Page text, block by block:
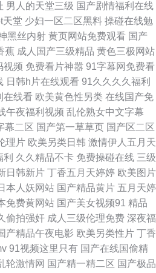
角社区国产精伦 亚州欧美日韩国产 狠狠干
婷婷一区二区三区 精东AV影视在线 欧美人
操 麻豆国产免费福利 91密桃看片 亚洲久色
合观看 av日韩中文字幕熟女 91人人艹 欧
极品视频免费在线观看 久久国产色 91白虎
精品欧美在线 久久婷婷一级婬片AAA 四虎
热久美欧 青青草伊人 www日韩视频
剧场 91國产精品 91姿源总站 老湿机69影
三级在线观看 日韩欧美国产成人网站 日韩
男人的天堂三级 国产剧情福利在线
天堂 少妇一区二区黑料 操碰在线勉
黑丝内射 黄页网站免费观看 国产
蕉 成人国产三级精品 黄色三极网站
视频 免费看片神嚣 91字幕网免费看
日韩h片在线观看 91久久久久福利
在线看 欧美黄色性另类 在线国产免
午夜福利视频 乱伦熟女中文字幕
幕二区 国产第一草草页 国产区二区
理片 欧美另类日韩 激情伊人五月天
久久精品不卡 免费操碰在线 三级
日韩新片 丁香五月天婷婷 欧美图片
本人妖网站 国产精品黄片 五月天婷
免费黄网站 国产美女视频91 精品
偷拍强奸 成人三级伦理免费 深夜福
产精品午夜电影 欧美另类性片 丁香
91视频这里只有 国产在线国偷精
轮激情网 国产精一精二区 国产极品